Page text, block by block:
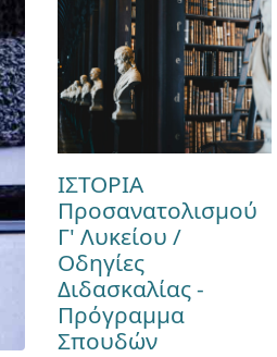
ΙΣΤΟΡΙΑ
Προσανατολισμού
Γ' Λυκείου /
Οδηγίες
Διδασκαλίας -
Πρόγραμμα
Σπουδών